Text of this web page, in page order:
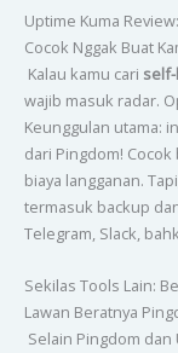
Uptime Kuma
Cocok Nggak Buat
Kalau kamu cari
wajib masuk radar.
Keunggulan utama:
dari Pingdom!
biaya langganan.
termasuk backup
Telegram, Slack,
Sekilas Tools Lain:
Lawan Beratnya
Selain Pingdom dan